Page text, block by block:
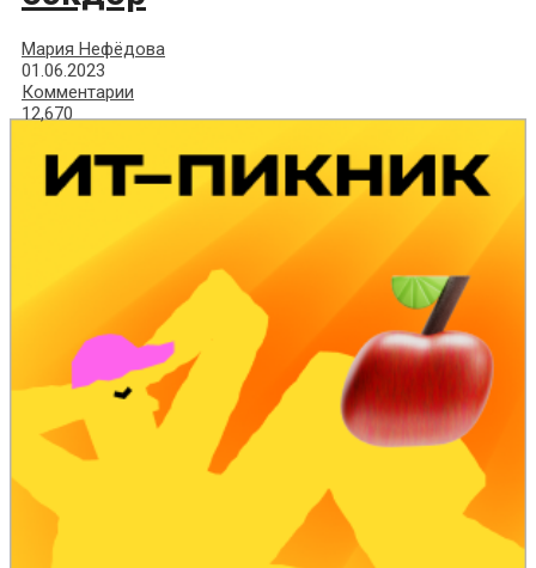
Мария Нефёдова
01.06.2023
Комментарии
12,670